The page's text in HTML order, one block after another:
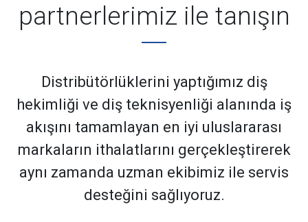
partnerlerimiz ile tanışın
Distribütörlüklerini yaptığımız diş
hekimliği ve diş teknisyenliği alanında iş
akışını tamamlayan en iyi uluslararası
markaların ithalatlarını gerçekleştirerek
aynı zamanda uzman ekibimiz ile servis
desteğini sağlıyoruz.